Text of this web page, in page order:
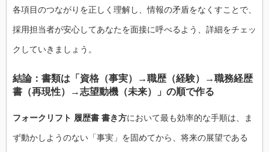
各項目のつながりを正しく理解し、情報の矛盾をなくすことで、
採用担当者が安心してあなたを面接に呼べるよう、詳細をチェッ
クしていきましょう。
結論：書類は「資格（事実）→職歴（経験）→職務経歴
書（再現性）→志望動機（未来）」の順で作る
フォークリフト 履歴書 書き方において最も効率的な手順は、ま
ず動かしようのない「事実」を固めてから、将来の展望である